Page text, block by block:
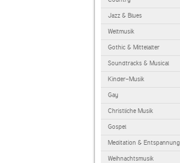
Jazz & Blues
Weltmusik
Gothic & Mittelalter
Soundtracks & Musical
Kinder-Musik
Gay
Christliche Musik
Gospel
Meditation & Entspannung
Weihnachtsmusik